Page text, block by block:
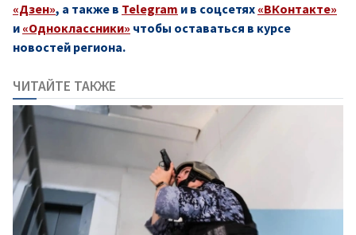
«Дзен», а также в Telegram и в соцсетях «ВКонтакте»
и «Одноклассники» чтобы оставаться в курсе
новостей региона.
ЧИТАЙТЕ ТАКЖЕ